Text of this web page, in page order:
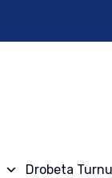
Drobeta